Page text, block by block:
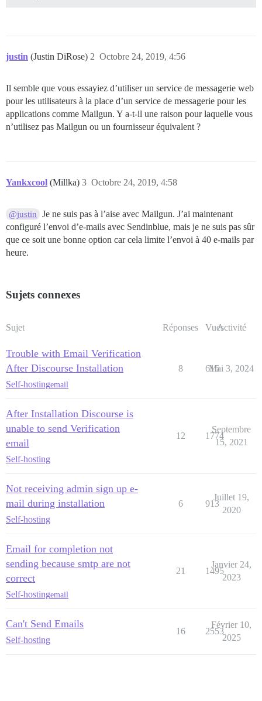
## TODO : Le serveur SMTP utilisé pour valider
  DISCOURSE_SMTP_ADDRESS: smtp.buzondecorreo.com
  DISCOURSE_SMTP_PORT: 465
  DISCOURSE_SMTP_USER_NAME: info@*HIDDEN*.com
  DISCOURSE_SMTP_PASSWORD: "*HIDDEN*"
  DISCOURSE_SMTP_ENABLE_START_TLS: true
#DISCOURSE_CDN_URL: https://discourse-
## Le conteneur Docker est sans état ; toutes les
  - volume:
  - volume:
host: /var/discourse/shared/standalone/log/
## Les plugins vont ici
hooks:
  after_code:
    - exec:
        cd: $home/plugins
## Toute commande personnalisée à exécuter après la
run:
  - exec: echo "Début des commandes personnalisées"
## Si vous souhaitez définir l'adresse e-mail
justin (Justin DiRose) Octobre 24, 2019, 4:56
2
Il semble que vous essayiez d’utiliser un service de messagerie web
pour les utilisateurs à la place d’un service de messagerie pour les
applications comme Mailgun. Y a-t-il une raison pour laquelle vous
n’utilisez pas Mailgun ou un fournisseur équivalent ?
Yankxcool (Millka) Octobre 24, 2019, 4:58
3
@justin
Je ne suis pas à l’aise avec Mailgun. J’ai maintenant
configuré l’envoi d’e-mails avec Sendinblue, mais je ne suis pas sûr
que ce soit une bonne option car cela limite l’envoi à 40 e-mails par
heure.
Sujets connexes
Sujet Réponses VuesActivité
Trouble with Email Verification
After Discourse Installation
Self-hostingemail
8 616
Mai 3, 2024
After Installation Discourse is
unable to send Verification
email
Self-hosting
12 1774
Septembre
15, 2021
Not receiving admin sign up e-
mail during installation
Self-hosting
6 913
Juillet 19,
2020
Email for completion not
sending because smtp are not
correct
Self-hostingemail
21 1495
Janvier 24,
2023
Can't Send Emails
Self-hosting
16 2553
Février 10,
2025